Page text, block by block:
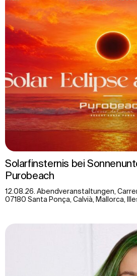
Solarfinsternis bei
Purobeach
12.08.26. Abendveranstaltungen,
07180 Santa Ponça, Calvià, Mallorca,